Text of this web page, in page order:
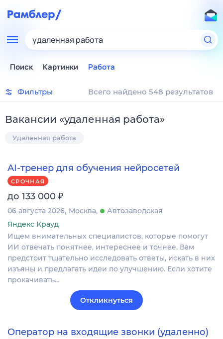
удаленная работа
Поиск Картинки Работа
Фильтры Всего найдено 548 результатов
Вакансии «удаленная работа»
Удаленная работа
AI-тренер для обучения нейросетей
СРОЧНАЯ
до 133 000 ₽
06 августа 2026 Москва
Автозаводская
Яндекс Крауд
Ищем внимательных специалистов, которые помогут
ИИ отвечать понятнее, интереснее и точнее. Вам
предстоит тщательно исследовать ответы, искать в них
изъяны и предлагать идеи по улучшению. Если хотите
прокачивать…
Откликнуться
Оператор на входящие звонки (удаленно)